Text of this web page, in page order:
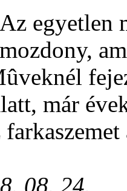
Az egyetlen
mozdony,
már
08. 24.